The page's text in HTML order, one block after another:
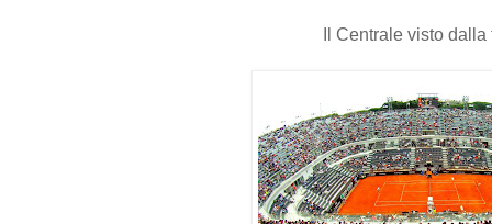
Il Centrale visto dalla